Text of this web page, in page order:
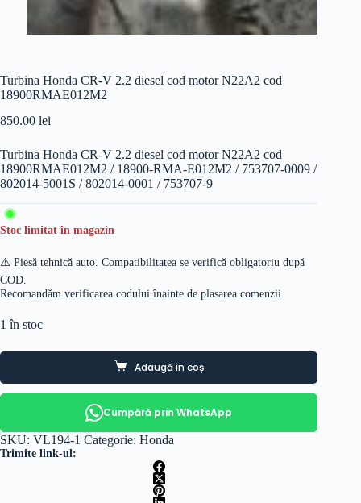
Turbina Honda CR-V 2.2 diesel cod motor N22A2 cod
18900RMAE012M2
850.00 lei
Turbina Honda CR-V 2.2 diesel cod motor N22A2 cod
18900RMAE012M2 / 18900-RMA-E012M2 / 753707-0009 /
802014-5001S / 802014-0001 / 753707-9
Stoc limitat în magazin
⚠️ Piesă tehnică auto. Compatibilitatea se verifică obligatoriu după
COD.
Recomandăm verificarea codului înainte de plasarea comenzii.
1 în stoc
Adaugă în coș
Cumpără prin WhatsApp
SKU: VL194-1 Categorie: Honda
Trimite link-ul: